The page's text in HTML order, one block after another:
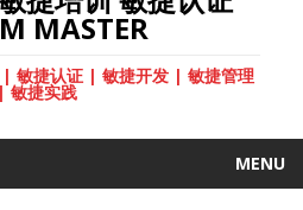
MASTER
敏捷认证 | 敏捷开发 | 敏捷管理
| 敏捷实践
MENU